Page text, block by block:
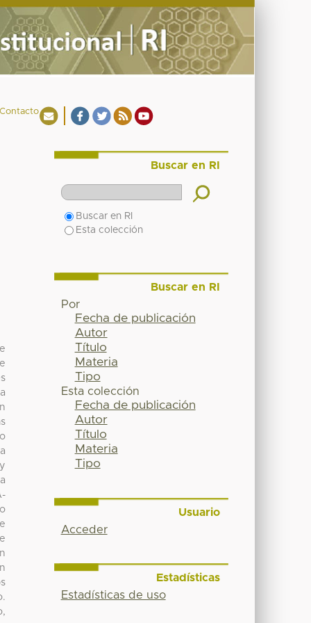
Contacto
Buscar en RI
Buscar en RI
Esta colección
Buscar en RI
Por
Fecha de publicación
Autor
Título
Materia
Tipo
Esta colección
Fecha de publicación
Autor
Título
Materia
Tipo
Usuario
Acceder
Estadísticas
Estadísticas de uso